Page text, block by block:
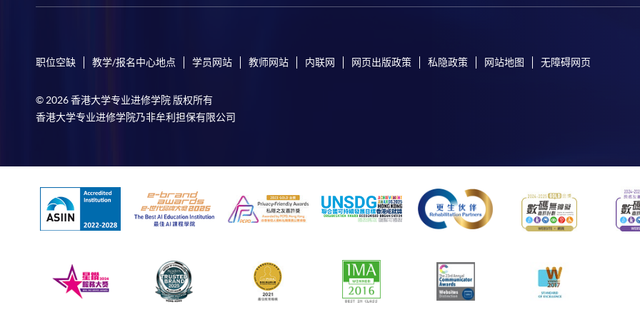
职位空缺 教学/报名中心地点 学员网站 教师网站 内联网 网页出版政策 私隐政策 网站地图 无障碍网页
© 2026 香港大学专业进修学院 版权所有
香港大学专业进修学院乃非牟利担保有限公司